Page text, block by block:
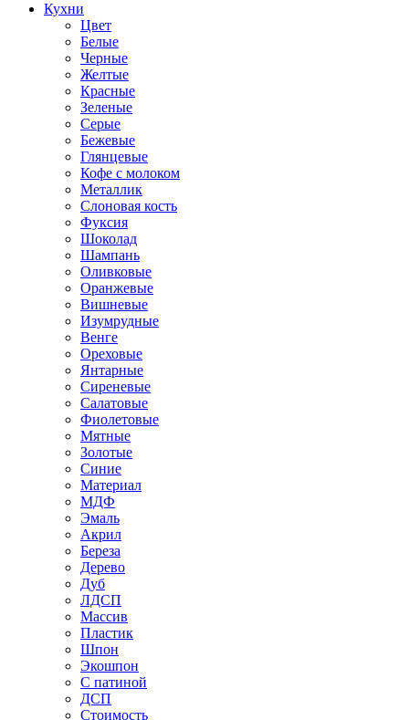
Кухни
Цвет
Белые
Черные
Желтые
Красные
Зеленые
Серые
Бежевые
Глянцевые
Кофе с молоком
Металлик
Слоновая кость
Фуксия
Шоколад
Шампань
Оливковые
Оранжевые
Вишневые
Изумрудные
Венге
Ореховые
Янтарные
Сиреневые
Салатовые
Фиолетовые
Мятные
Золотые
Синие
Материал
МДФ
Эмаль
Акрил
Береза
Дерево
Дуб
ЛДСП
Массив
Пластик
Шпон
Экошпон
С патиной
ДСП
Стоимость